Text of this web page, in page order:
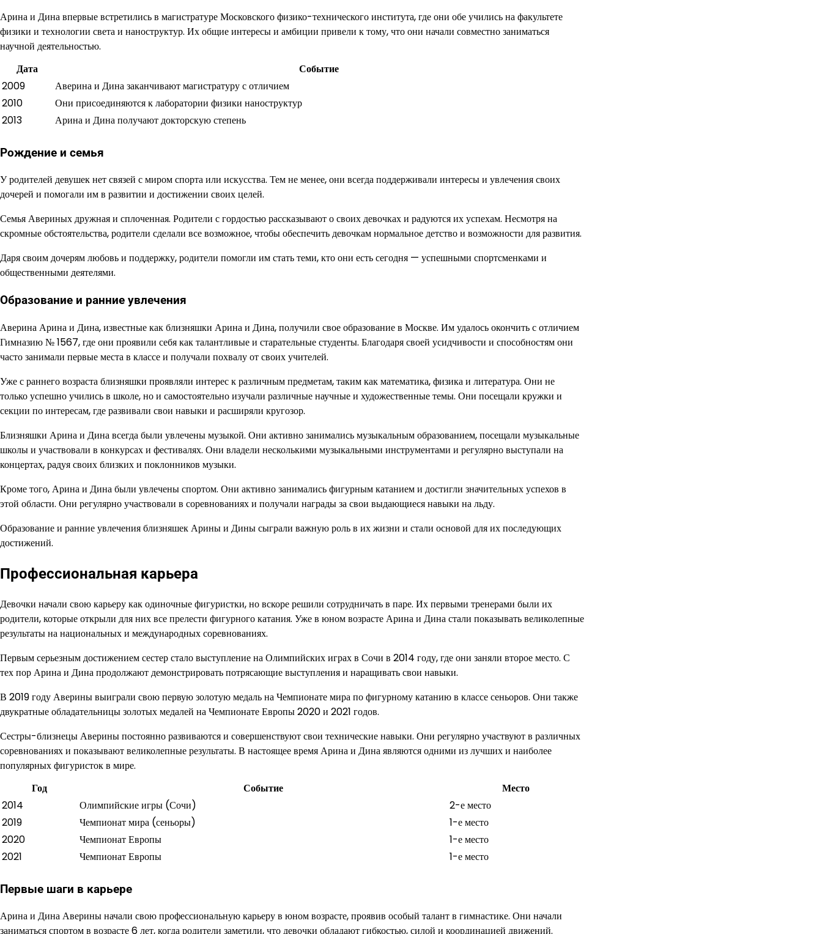
Арина и Дина впервые встретились в магистратуре Московского физико-технического института, где они обе учились на факультете
физики и технологии света и наноструктур. Их общие интересы и амбиции привели к тому, что они начали совместно заниматься
научной деятельностью.
Дата
Событие
2009
Аверина и Дина заканчивают магистратуру с отличием
2010
Они присоединяются к лаборатории физики наноструктур
2013
Арина и Дина получают докторскую степень
Рождение и семья
У родителей девушек нет связей с миром спорта или искусства. Тем не менее, они всегда поддерживали интересы и увлечения своих
дочерей и помогали им в развитии и достижении своих целей.
Семья Авериных дружная и сплоченная. Родители с гордостью рассказывают о своих девочках и радуются их успехам. Несмотря на
скромные обстоятельства, родители сделали все возможное, чтобы обеспечить девочкам нормальное детство и возможности для развития.
Даря своим дочерям любовь и поддержку, родители помогли им стать теми, кто они есть сегодня — успешными спортсменками и
общественными деятелями.
Образование и ранние увлечения
Аверина Арина и Дина, известные как близняшки Арина и Дина, получили свое образование в Москве. Им удалось окончить с отличием
Гимназию № 1567, где они проявили себя как талантливые и старательные студенты. Благодаря своей усидчивости и способностям они
часто занимали первые места в классе и получали похвалу от своих учителей.
Уже с раннего возраста близняшки проявляли интерес к различным предметам, таким как математика, физика и литература. Они не
только успешно учились в школе, но и самостоятельно изучали различные научные и художественные темы. Они посещали кружки и
секции по интересам, где развивали свои навыки и расширяли кругозор.
Близняшки Арина и Дина всегда были увлечены музыкой. Они активно занимались музыкальным образованием, посещали музыкальные
школы и участвовали в конкурсах и фестивалях. Они владели несколькими музыкальными инструментами и регулярно выступали на
концертах, радуя своих близких и поклонников музыки.
Кроме того, Арина и Дина были увлечены спортом. Они активно занимались фигурным катанием и достигли значительных успехов в
этой области. Они регулярно участвовали в соревнованиях и получали награды за свои выдающиеся навыки на льду.
Образование и ранние увлечения близняшек Арины и Дины сыграли важную роль в их жизни и стали основой для их последующих
достижений.
Профессиональная карьера
Девочки начали свою карьеру как одиночные фигуристки, но вскоре решили сотрудничать в паре. Их первыми тренерами были их
родители, которые открыли для них все прелести фигурного катания. Уже в юном возрасте Арина и Дина стали показывать великолепные
результаты на национальных и международных соревнованиях.
Первым серьезным достижением сестер стало выступление на Олимпийских играх в Сочи в 2014 году, где они заняли второе место. С
тех пор Арина и Дина продолжают демонстрировать потрясающие выступления и наращивать свои навыки.
В 2019 году Аверины выиграли свою первую золотую медаль на Чемпионате мира по фигурному катанию в классе сеньоров. Они также
двукратные обладательницы золотых медалей на Чемпионате Европы 2020 и 2021 годов.
Сестры-близнецы Аверины постоянно развиваются и совершенствуют свои технические навыки. Они регулярно участвуют в различных
соревнованиях и показывают великолепные результаты. В настоящее время Арина и Дина являются одними из лучших и наиболее
популярных фигуристок в мире.
Год
Событие
Место
2014
Олимпийские игры (Сочи)
2-е место
2019
Чемпионат мира (сеньоры)
1-е место
2020
Чемпионат Европы
1-е место
2021
Чемпионат Европы 1-е место
Первые шаги в карьере
Арина и Дина Аверины начали свою профессиональную карьеру в юном возрасте, проявив особый талант в гимнастике. Они начали
заниматься спортом в возрасте 6 лет, когда родители заметили, что девочки обладают гибкостью, силой и координацией движений.